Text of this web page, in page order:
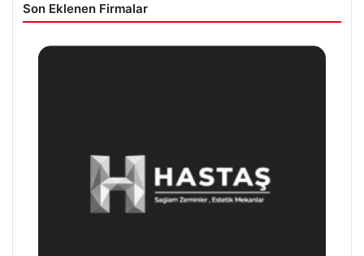
Son Eklenen Firmalar